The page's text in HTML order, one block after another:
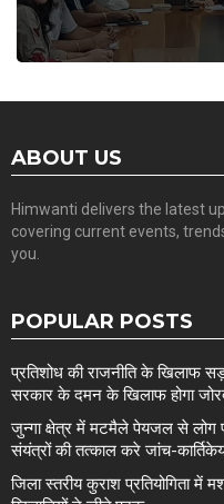
ABOUT US
Himwanti delivers the latest
covering current events,
you.
POPULAR POSTS
प्रतिशोध की राजनीति के खिलाफ
सरकार के दमन के खिलाफ होगा
जुन्गा क्षेत्र में मटमैले पेयजल से
संयंत्रों की तत्काल करे जांच-कार्तिकेय
जिला स्तरीय कुराश प्रतियोगिता में